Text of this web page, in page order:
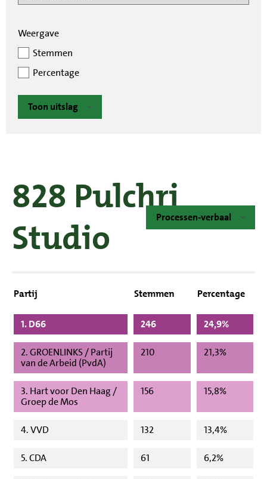
Weergave
Stemmen
Percentage
Toon uitslag
828 Pulchri
Studio
Processen-verbaal
Partij Stemmen Percentage
1. D66 246 24,9%
2. GROENLINKS / Partij
van de Arbeid (PvdA)
210 21,3%
3. Hart voor Den Haag /
Groep de Mos
156 15,8%
4. VVD 132 13,4%
5. CDA 61 6,2%